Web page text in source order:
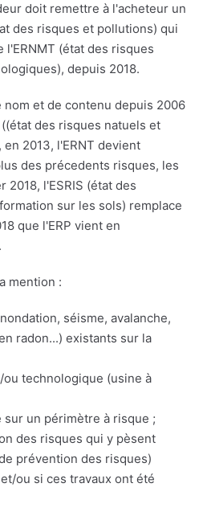
doit remettre à l'acheteur un
des risques et pollutions) qui
(état des risques
depuis 2018.
nom et de contenu depuis 2006
des risques natuels et
2013, l'ERNT devient
des précedents risques, les
2018, l'ESRIS (état des
sur les sols) remplace
que l'ERP vient en
mention :
séisme, avalanche,
radon...) existants sur la
technologique (usine à
un périmètre à risque ;
des risques qui y pèsent
prévention des risques)
ou si ces travaux ont été